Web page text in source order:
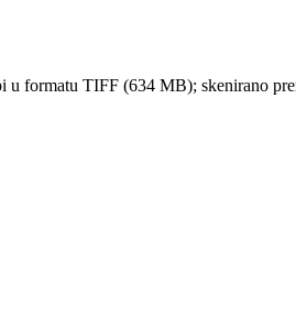
formatu TIFF (634 MB); skenirano